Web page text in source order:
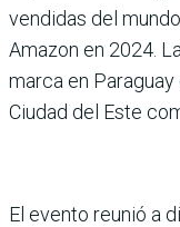
ven­didas del
Amazon en 2024.
marca en
Ciudad del Este
El evento reunió a